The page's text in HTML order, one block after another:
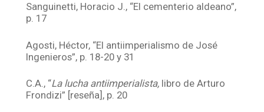
Sanguinetti, Horacio J., “El cementerio aldeano”,
p. 17
Agosti, Héctor, “El antiimperialismo de José
Ingenieros”, p. 18-20 y 31
C.A., “La lucha antiimperialista, libro de Arturo
Frondizi” [reseña], p. 20